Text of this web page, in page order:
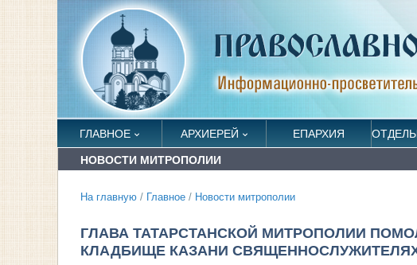
ГЛАВНОЕ АРХИЕРЕЙ ЕПАРХИЯ
НОВОСТИ МИТРОПОЛИИ
На главную / Главное / Новости митрополии
ГЛАВА ТАТАРСТАНСКОЙ МИТРОПОЛИИ
КЛАДБИЩЕ КАЗАНИ